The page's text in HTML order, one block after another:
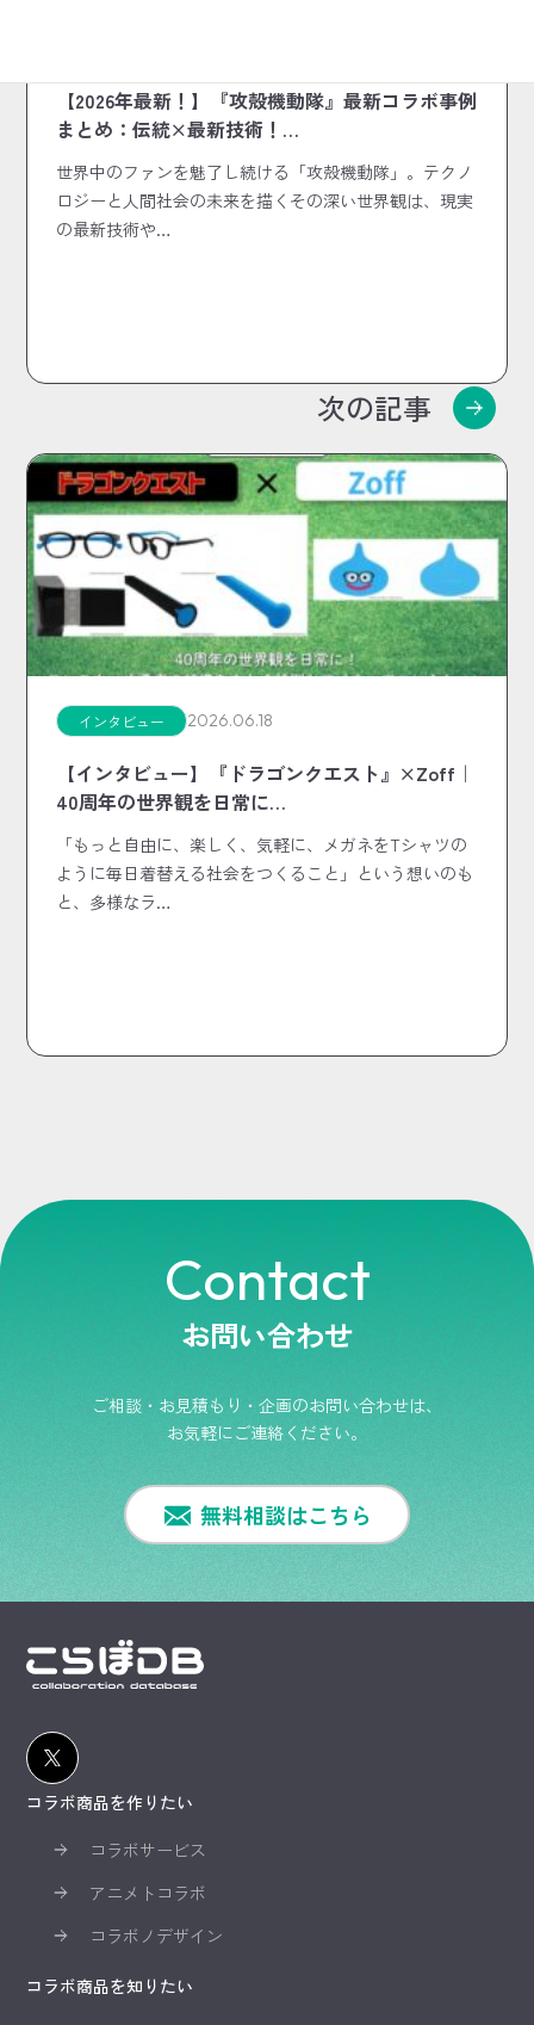
【2026年最新！】『攻殻機動隊』最新コラボ事例
まとめ：伝統×最新技術！…
世界中のファンを魅了し続ける「攻殻機動隊」。テクノ
ロジーと人間社会の未来を描くその深い世界観は、現実
の最新技術や…
次の記事
インタビュー 2026.06.18
【インタビュー】『ドラゴンクエスト』×Zoff｜
40周年の世界観を日常に…
「もっと自由に、楽しく、気軽に、メガネをTシャツの
ように毎日着替える社会をつくること」という想いのも
と、多様なラ…
Contact
お問い合わせ
ご相談・お見積もり・企画のお問い合わせは、
お気軽にご連絡ください。
無料相談はこちら
コラボ商品を作りたい
コラボサービス
アニメトコラボ
コラボノデザイン
コラボ商品を知りたい